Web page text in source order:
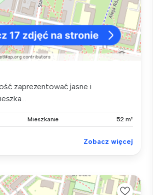
zaprezentować jasne i
Mieszkanie 52 m²
Zobacz więcej